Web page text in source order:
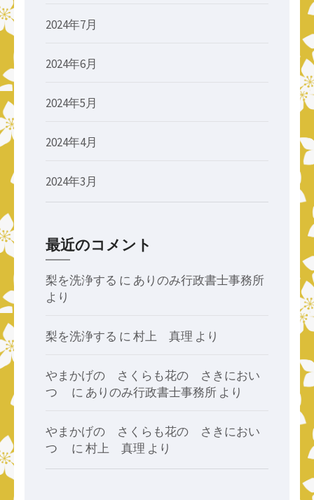
2024年7月
2024年6月
2024年5月
2024年4月
2024年3月
最近のコメント
梨を洗浄する に ありのみ行政書士事務所
より
梨を洗浄する に村上 真理 より
やまかげの さくらも花の さきにおい
つゝ
に ありのみ行政書士事務所 より
やまかげの さくらも花の さきにおい
つゝ
に村上 真理 より